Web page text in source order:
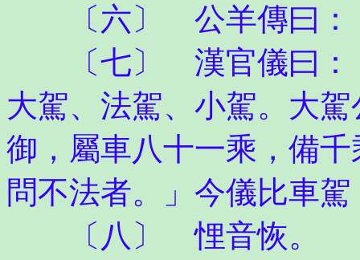
〔六〕 公羊傳曰：
〔七〕 漢官儀曰：「
大駕、法駕、小駕。大
御，屬車八十一乘，備
問不法者。」今儀比車
〔八〕 悝音恢。